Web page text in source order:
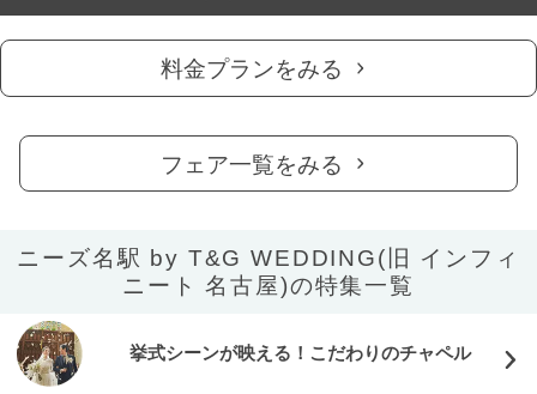
料金プランをみる
フェア一覧をみる
ニーズ名駅 by T&G WEDDING(旧 インフィ
ニート 名古屋)の特集一覧
挙式シーンが映える！こだわりのチャペル